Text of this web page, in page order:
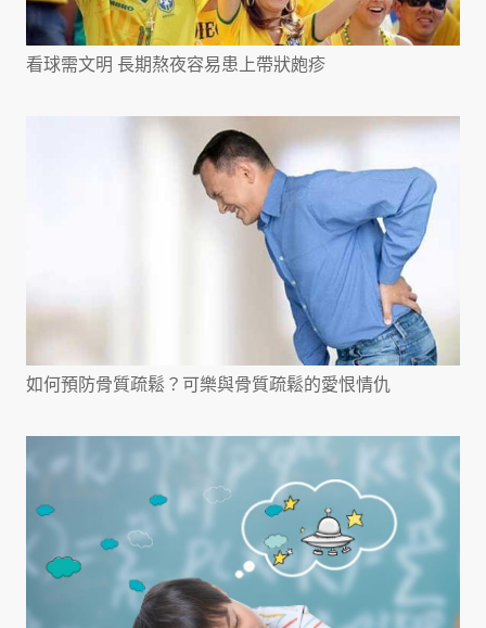
看球需文明 長期熬夜容易患上帶狀皰疹
如何預防骨質疏鬆？可樂與骨質疏鬆的愛恨情仇